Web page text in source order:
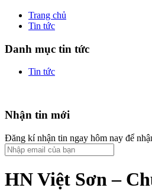
Trang chủ
Tin tức
Danh mục tin tức
Tin tức
Nhận tin mới
Đăng kí nhận tin ngay hôm nay để
HN Việt Sơn –